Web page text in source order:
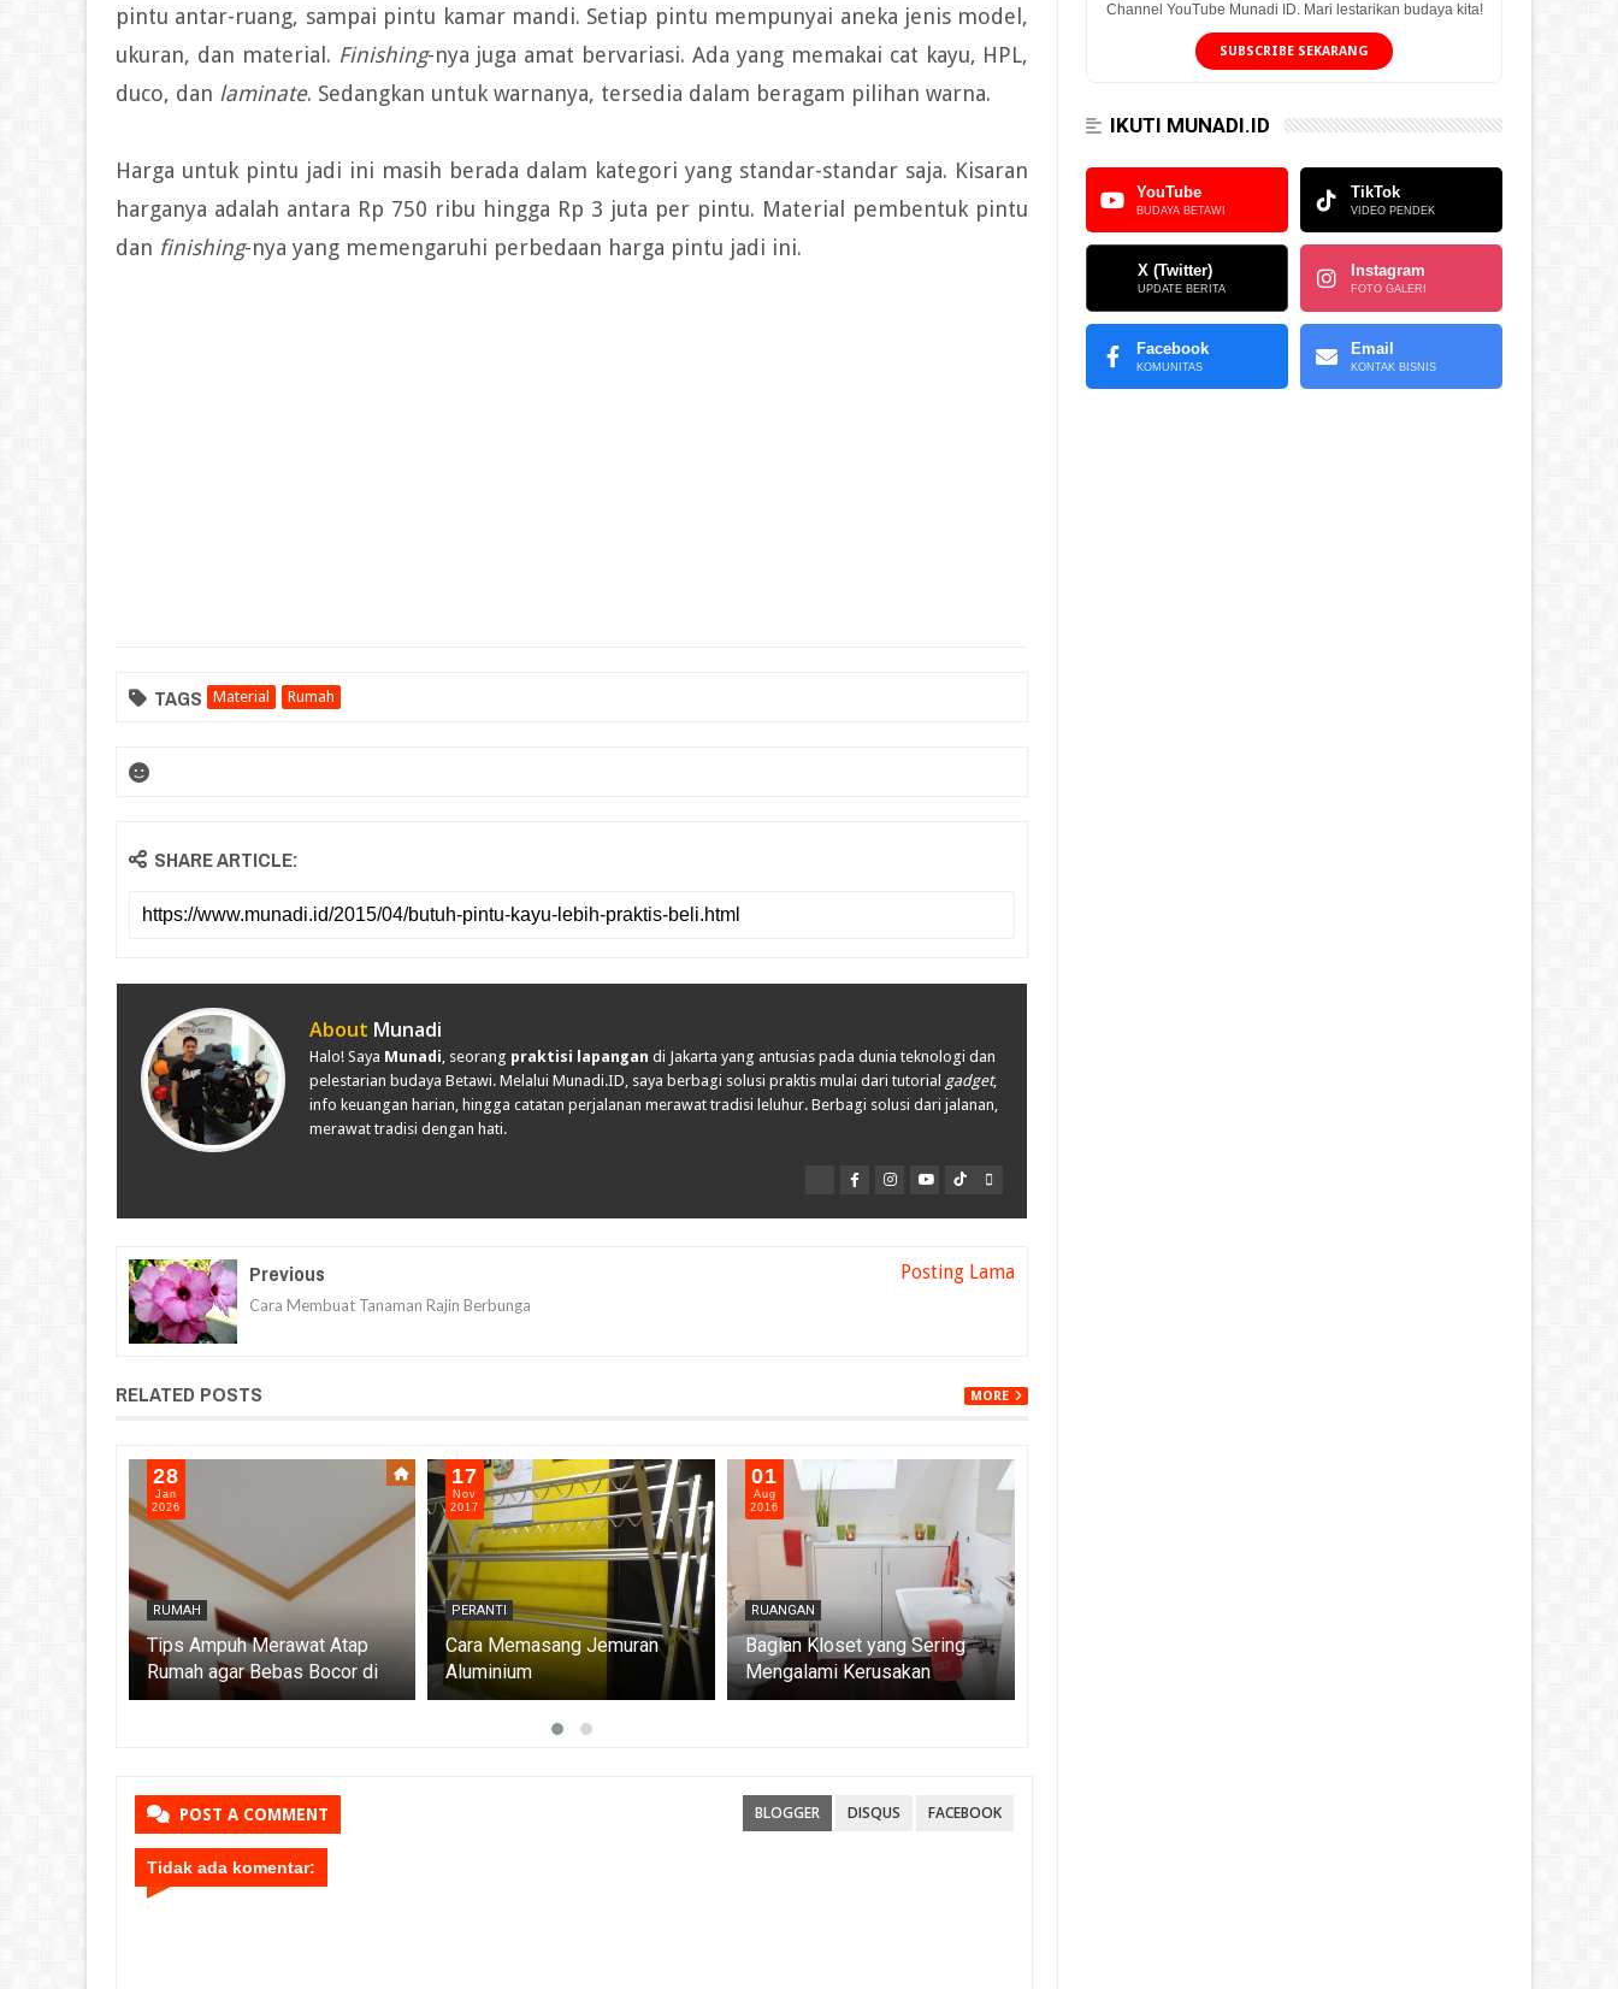
pintu antar-ruang, sampai pintu kamar mandi. Setiap pintu mempunyai aneka jenis model,
ukuran, dan material. Finishing-nya juga amat bervariasi. Ada yang memakai cat kayu, HPL,
duco, dan laminate. Sedangkan untuk warnanya, tersedia dalam beragam pilihan warna.
Harga untuk pintu jadi ini masih berada dalam kategori yang standar-standar saja. Kisaran
harganya adalah antara Rp 750 ribu hingga Rp 3 juta per pintu. Material pembentuk pintu
dan finishing-nya yang memengaruhi perbedaan harga pintu jadi ini.
TAGS Material Rumah
SHARE ARTICLE:
About Munadi
Halo! Saya Munadi, seorang praktisi lapangan di Jakarta yang antusias pada dunia teknologi dan
pelestarian budaya Betawi. Melalui Munadi.ID, saya berbagi solusi praktis mulai dari tutorial gadget,
info keuangan harian, hingga catatan perjalanan merawat tradisi leluhur. Berbagi solusi dari jalanan,
merawat tradisi dengan hati.
Previous
Cara Membuat Tanaman Rajin Berbunga
Posting Lama
RELATED POSTS MORE
28
Jan
2026
RUMAH
Tips Ampuh Merawat Atap
Rumah agar Bebas Bocor di
Musim Hujan - Munadi.ID
17
Nov
2017
PERANTI
Cara Memasang Jemuran
Aluminium
01
Aug
2016
RUANGAN
Bagian Kloset yang Sering
Mengalami Kerusakan
POST A COMMENT BLOGGER DISQUS FACEBOOK
Tidak ada komentar:
Channel YouTube Munadi ID. Mari lestarikan budaya kita!
SUBSCRIBE SEKARANG
IKUTI MUNADI.ID
YouTube
BUDAYA BETAWI
TikTok
VIDEO PENDEK
X (Twitter)
UPDATE BERITA
Instagram
FOTO GALERI
Facebook
KOMUNITAS
Email
KONTAK BISNIS